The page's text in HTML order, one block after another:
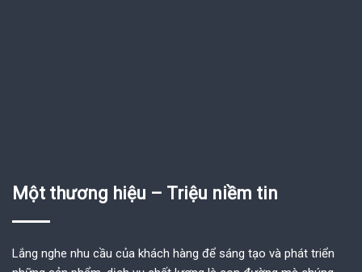
Một thương hiệu – Triệu niềm tin
Lắng nghe nhu cầu của khách hàng để sáng tạo và phát triển